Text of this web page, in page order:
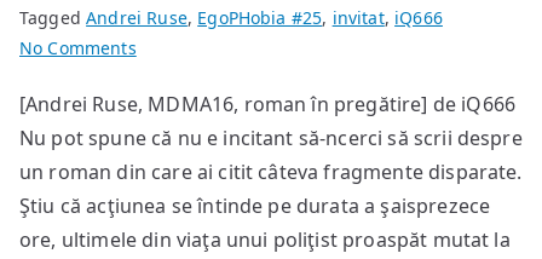
TaggedAndrei Ruse, EgoPHobia #25, invitat, iQ666
No Commentson
[Andrei Ruse, MDMA16, roman în pregătire] de iQ666
Nu pot spune că nu e incitant să-ncerci să scrii despre
un roman din care ai citit câteva fragmente disparate.
Ştiu că acţiunea se întinde pe durata a şaisprezece
ore, ultimele din viaţa unui poliţist proaspăt mutat la